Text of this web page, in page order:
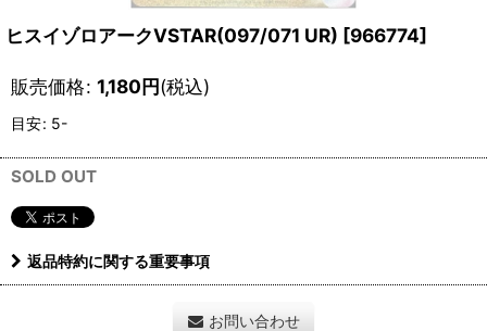
ヒスイゾロアークVSTAR(097/071 UR) [966774]
販売価格: 1,180円(税込)
目安: 5-
SOLD OUT
返品特約に関する重要事項
お問い合わせ